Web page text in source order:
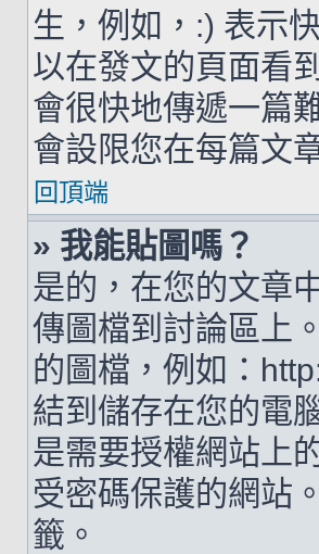
生，例如，:) 表示
以在發文的頁面看
會很快地傳遞一篇
會設限您在每篇文
回頂端
» 我能貼圖嗎？
是的，在您的文章
傳圖檔到討論區上
的圖檔，例如：
結到儲存在您的電
是需要授權網站上
受密碼保護的網站
籤。